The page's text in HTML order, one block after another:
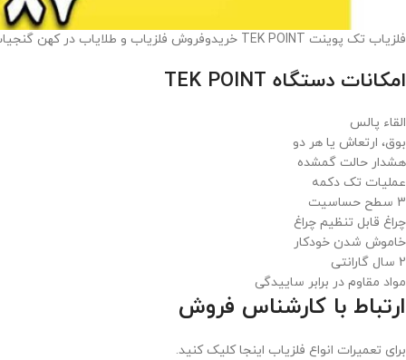
فلزیاب تک پوینت TEK POINT خریدوفروش فلزیاب و طلایاب در کهن گنجیاب
امکانات دستگاه TEK POINT
القاء پالس
بوق، ارتعاش یا هر دو
هشدار حالت گمشده
عملیات تک دکمه
3 سطح حساسیت
چراغ قابل تنظیم چراغ
خاموش شدن خودکار
2 سال گارانتی
مواد مقاوم در برابر ساییدگی
ارتباط با کارشناس فروش
برای تعمیرات انواع فلزیاب اینجا کلیک کنید.